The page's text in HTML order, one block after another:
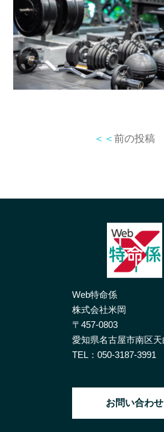
＜＜ 前の投稿
Web特命係
株式会社米岡
〒457-0803
愛知県名古屋市南区天
TEL： 050-3187-3991
お問い合わせ